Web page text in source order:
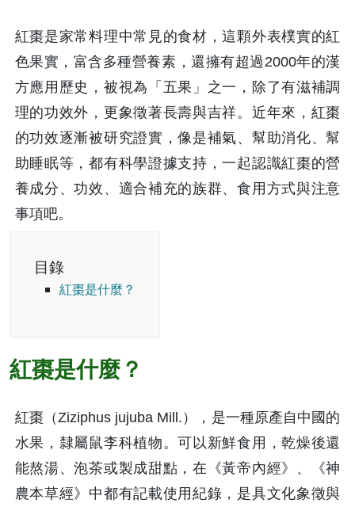
紅棗是家常料理中常見的食材，這顆外表樸實的紅
色果實，富含多種營養素，還擁有超過2000年的漢
方應用歷史，被視為「五果」之一，除了有滋補調
理的功效外，更象徵著長壽與吉祥。近年來，紅棗
的功效逐漸被研究證實，像是補氣、幫助消化、幫
助睡眠等，都有科學證據支持，一起認識紅棗的營
養成分、功效、適合補充的族群、食用方式與注意
事項吧。
目錄
紅棗是什麼？
紅棗是什麼？
紅棗（Ziziphus jujuba Mill.），是一種原產自中國的
水果，隸屬鼠李科植物。可以新鮮食用，乾燥後還
能熬湯、泡茶或製成甜點，在《黃帝內經》、《神
農本草經》中都有記載使用紀錄，是具文化象徵與